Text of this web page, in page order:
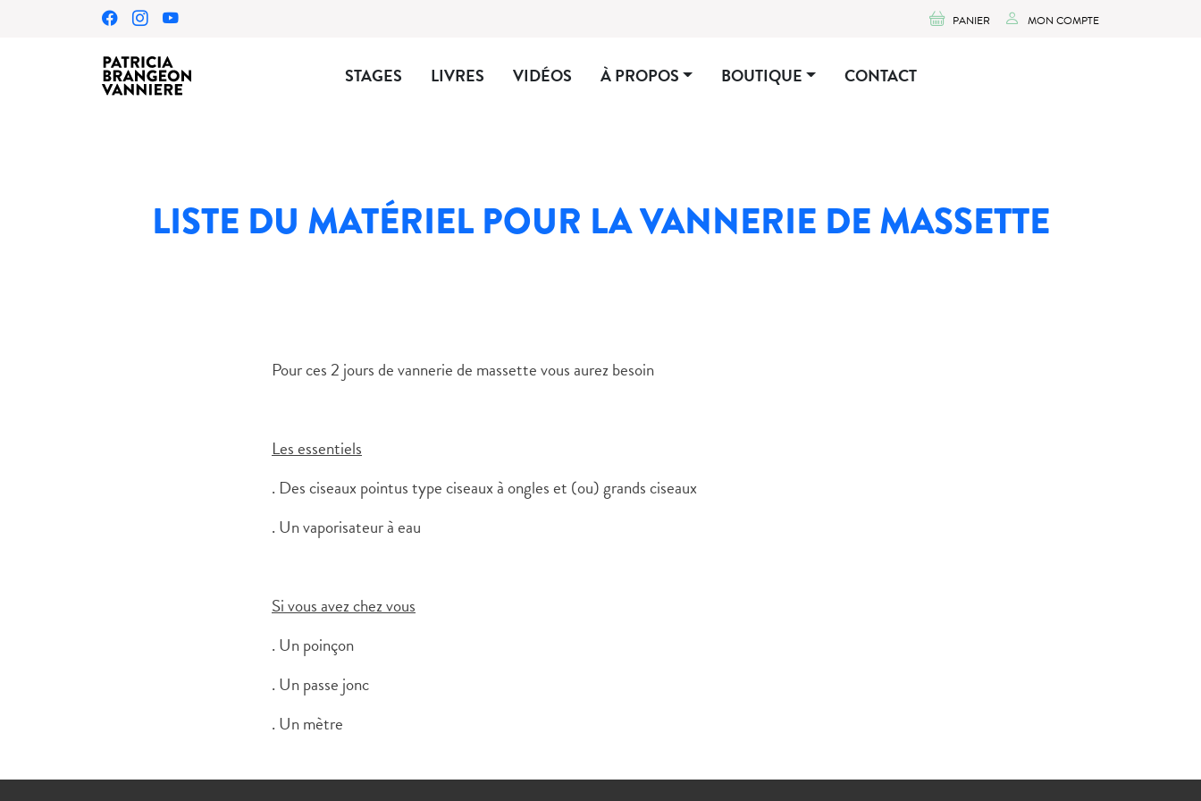
PANIER MON COMPTE
STAGES LIVRES VIDÉOS À PROPOS BOUTIQUE CONTACT
LISTE DU MATÉRIEL POUR LA VANNERIE DE MASSETTE
Pour ces 2 jours de vannerie de massette vous aurez besoin
Les essentiels
. Des ciseaux pointus type ciseaux à ongles et (ou) grands ciseaux
. Un vaporisateur à eau
Si vous avez chez vous
. Un poinçon
. Un passe jonc
. Un mètre